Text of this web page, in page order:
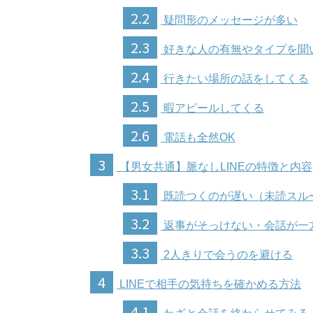
2.2 疑問形のメッセージが多い
2.3 好きな人の有無やタイプを聞
2.4 行きたい場所の話をしてくる
2.5 暇アピールしてくる
2.6 電話も全然OK
3 【男女共通】脈なしLINEの特徴と内容
3.1 既読つくのが遅い（未読スル
3.2 返事がそっけない・会話が一
3.3 2人きりで会うのを避ける
4 LINEで相手の気持ちを確かめる方法